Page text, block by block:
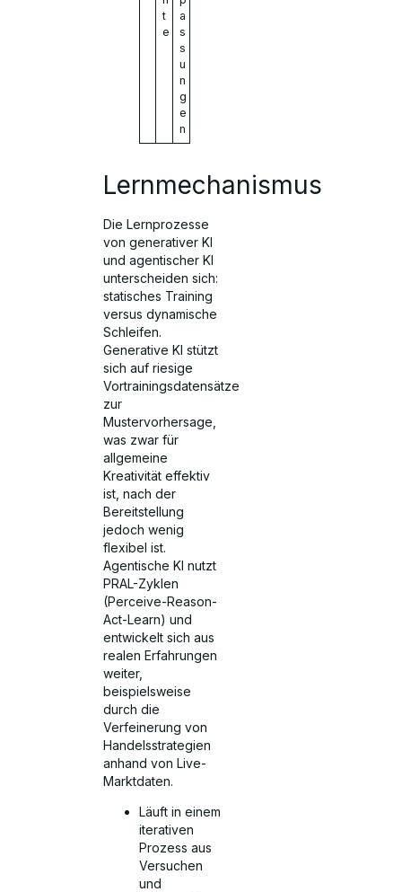
t
e
a
s
s
u
n
g
e
n
Lernmechanismus
Die Lernprozesse
von generativer KI
und agentischer KI
unterscheiden sich:
statisches Training
versus dynamische
Schleifen.
Generative KI stützt
sich auf riesige
Vortrainingsdatensätze
zur
Mustervorhersage,
was zwar für
allgemeine
Kreativität effektiv
ist, nach der
Bereitstellung
jedoch wenig
flexibel ist.
Agentische KI nutzt
PRAL-Zyklen
(Perceive-Reason-
Act-Learn) und
entwickelt sich aus
realen Erfahrungen
weiter,
beispielsweise
durch die
Verfeinerung von
Handelsstrategien
anhand von Live-
Marktdaten.
Läuft in einem
iterativen
Prozess aus
Versuchen
und